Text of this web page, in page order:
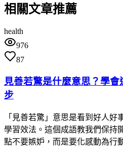
相關文章推薦
health
976
87
見善若驚是什麼意思？學
步
「見善若驚」意思是看到好人
學習效法。這個成語教我們保持
點不要嫉妒，而是要化感動為行